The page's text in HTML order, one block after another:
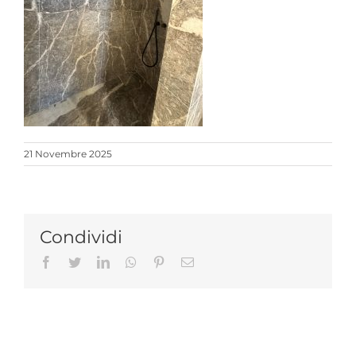
21 Novembre 2025
Condividi
Facebook
TwitterLinkedInWhatsappPinterestEmail